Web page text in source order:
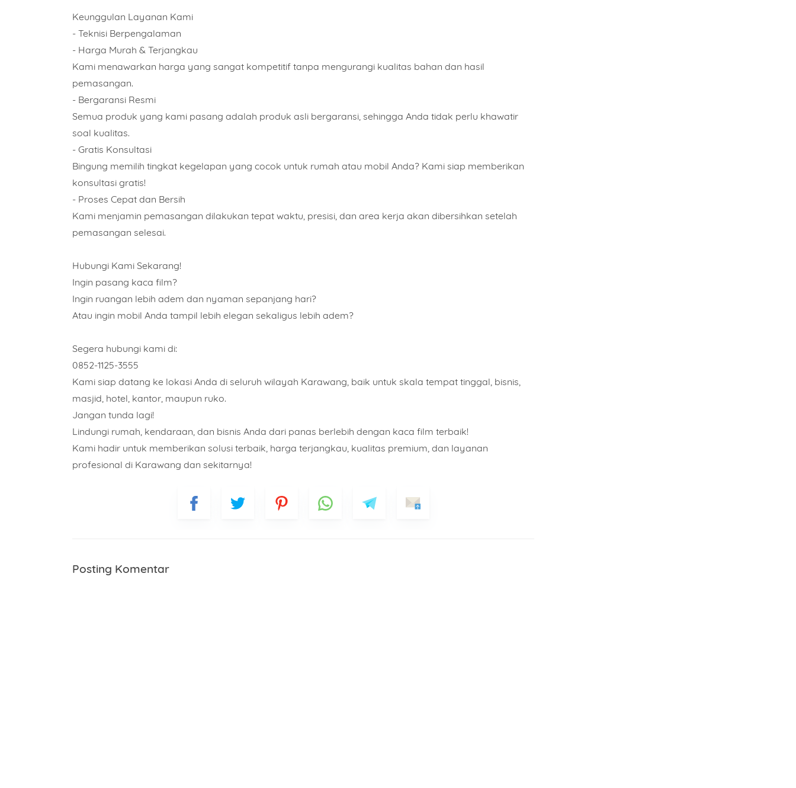
Keunggulan Layanan Kami
- Teknisi Berpengalaman
- Harga Murah & Terjangkau
Kami menawarkan harga yang sangat kompetitif tanpa mengurangi kualitas bahan dan hasil
pemasangan.
- Bergaransi Resmi
Semua produk yang kami pasang adalah produk asli bergaransi, sehingga Anda tidak perlu khawatir
soal kualitas.
- Gratis Konsultasi
Bingung memilih tingkat kegelapan yang cocok untuk rumah atau mobil Anda? Kami siap memberikan
konsultasi gratis!
- Proses Cepat dan Bersih
Kami menjamin pemasangan dilakukan tepat waktu, presisi, dan area kerja akan dibersihkan setelah
pemasangan selesai.
Hubungi Kami Sekarang!
Ingin pasang kaca film?
Ingin ruangan lebih adem dan nyaman sepanjang hari?
Atau ingin mobil Anda tampil lebih elegan sekaligus lebih adem?
Segera hubungi kami di:
0852-1125-3555
Kami siap datang ke lokasi Anda di seluruh wilayah Karawang, baik untuk skala tempat tinggal, bisnis,
masjid, hotel, kantor, maupun ruko.
Jangan tunda lagi!
Lindungi rumah, kendaraan, dan bisnis Anda dari panas berlebih dengan kaca film terbaik!
Kami hadir untuk memberikan solusi terbaik, harga terjangkau, kualitas premium, dan layanan
profesional di Karawang dan sekitarnya!
Posting Komentar